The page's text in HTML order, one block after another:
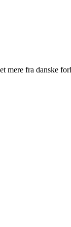
mere fra danske